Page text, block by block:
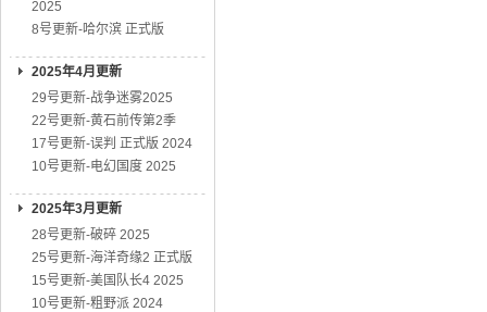
2025
8号更新-哈尔滨 正式版
2025年4月更新
29号更新-战争迷雾2025
22号更新-黄石前传第2季
17号更新-误判 正式版 2024
10号更新-电幻国度 2025
2025年3月更新
28号更新-破碎 2025
25号更新-海洋奇缘2 正式版
15号更新-美国队长4 2025
10号更新-粗野派 2024